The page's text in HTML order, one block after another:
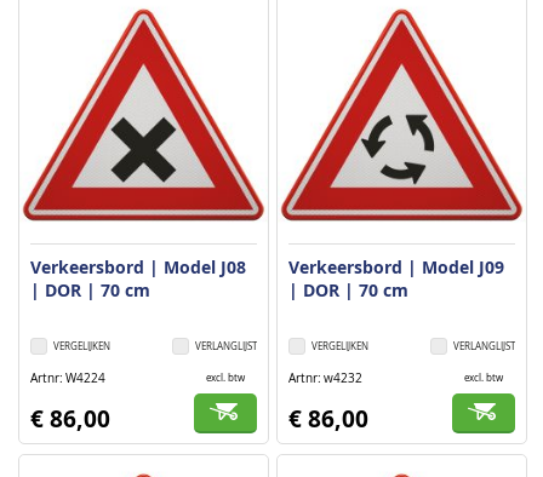
Verkeersbord | Model J08
| DOR | 70 cm
VERLANGLIJST
VERGELIJKEN
Artnr W4224 excl. btw
€ 86,00
Verkeersbord | Model J09
| DOR | 70 cm
VERLANGLIJST
VERGELIJKEN
Artnr w4232 excl. btw
€ 86,00